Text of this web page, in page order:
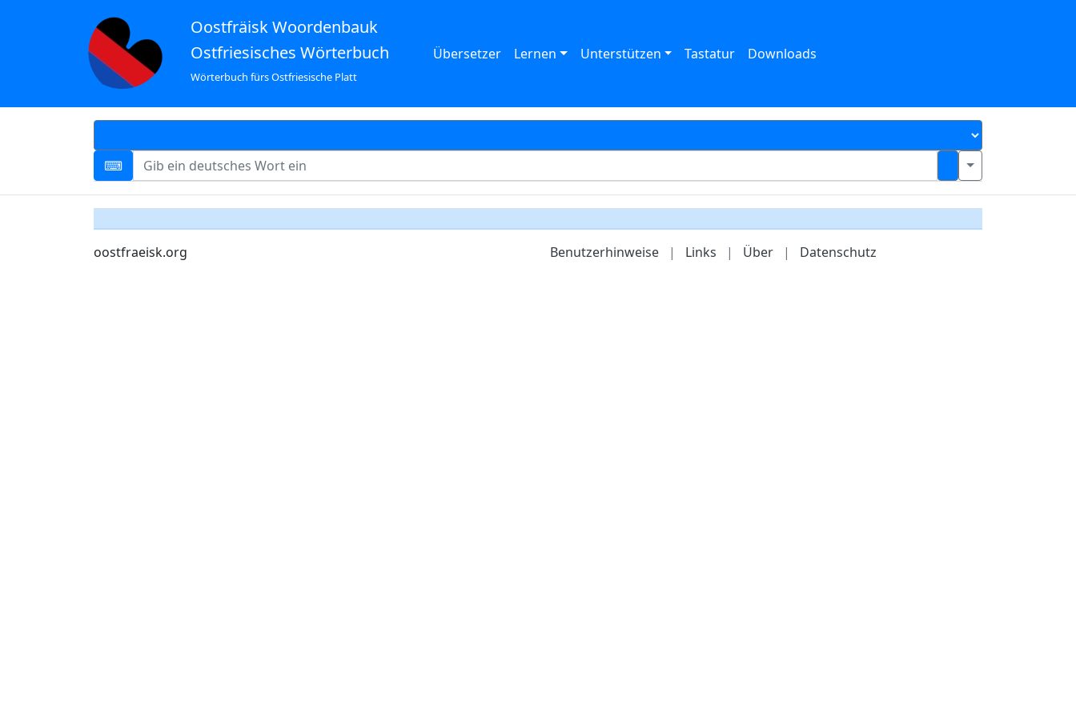
Oostfräisk Woordenbauk
Ostfriesisches Wörterbuch
Wörterbuch fürs Ostfriesische Platt
Übersetzer Lernen Unterstützen Tastatur Downloads
oostfraeisk.org Benutzerhinweise | Links | Über | Datenschutz